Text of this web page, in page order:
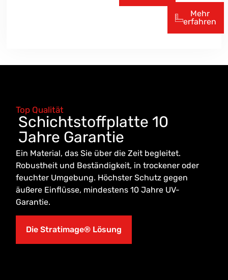
Mehr
erfahren
Top Qualität
Schichtstoffplatte 10
Jahre Garantie
Ein Material, das Sie über die Zeit begleitet.
Robustheit und Beständigkeit, in trockener oder
feuchter Umgebung. Höchster Schutz gegen
äußere Einflüsse, mindestens 10 Jahre UV-
Garantie.
Die Stratimage® Lösung